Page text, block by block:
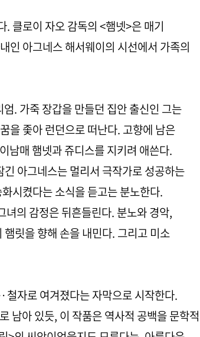
클로이 자오 감독의 <햄넷>은 매기
인 아그네스 해서웨이의 시선에서 가족의
. 가죽 장갑을 만들던 집안 출신인 그는
을 좇아 런던으로 떠난다. 고향에 남은
남매 햄넷과 쥬디스를 지키려 애쓴다.
아그네스는 멀리서 극작가로 성공하는
시켰다는 소식을 듣고는 분노한다.
의 감정은 뒤흔들린다. 분노와 경악,
릿을 향해 손을 내민다. 그리고 미소
자로 여겨졌다는 자막으로 시작한다.
남아 있듯, 이 작품은 역사적 공백을 문학적